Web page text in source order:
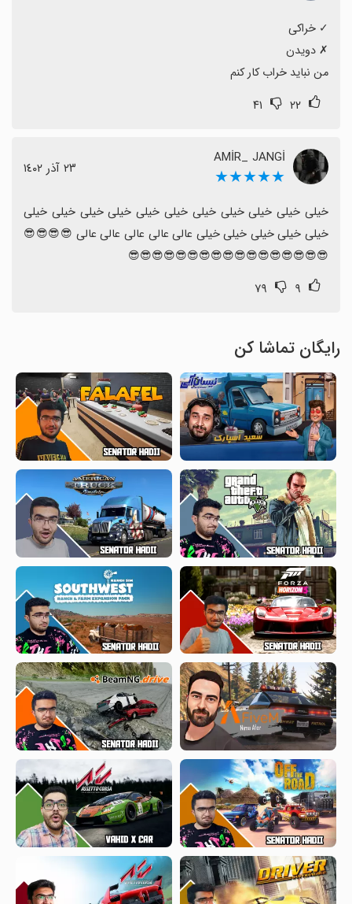
من نباید خراب کار کنم
۲۲ ۴۱
AMİR_ JANGİ
★★★★★ ٢٣ آذر ١٤٠٢
خیلی خیلی خیلی خیلی خیلی عالی عالی عالی عالی عالی 😎😎😎😎
😎😎😎😎😎😎😎😎😎😎😎😎😎😎😎😎😎
۹ ۷۹
رایگان تماشا کن